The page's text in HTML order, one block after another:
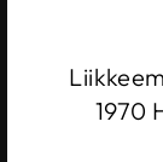
1970